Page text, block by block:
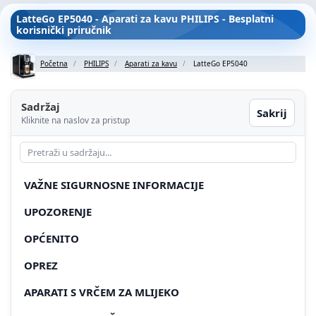
LatteGo EP5040 - Aparati za kavu PHILIPS - Besplatni
korisnički priručnik
Početna PHILIPS Aparati za kavu LatteGo EP5040
Sadržaj
Kliknite na naslov za pristup
Sakrij
VAŽNE SIGURNOSNE INFORMACIJE
UPOZORENJE
OPĆENITO
OPREZ
APARATI S VRČEM ZA MLIJEKO